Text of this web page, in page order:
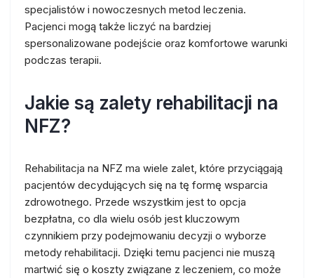
specjalistów i nowoczesnych metod leczenia.
Pacjenci mogą także liczyć na bardziej
spersonalizowane podejście oraz komfortowe warunki
podczas terapii.
Jakie są zalety rehabilitacji na
NFZ?
Rehabilitacja na NFZ ma wiele zalet, które przyciągają
pacjentów decydujących się na tę formę wsparcia
zdrowotnego. Przede wszystkim jest to opcja
bezpłatna, co dla wielu osób jest kluczowym
czynnikiem przy podejmowaniu decyzji o wyborze
metody rehabilitacji. Dzięki temu pacjenci nie muszą
martwić się o koszty związane z leczeniem, co może